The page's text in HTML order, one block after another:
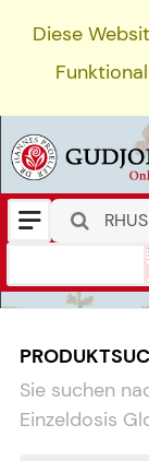
Diese
Sie suchen
Einzeldosis